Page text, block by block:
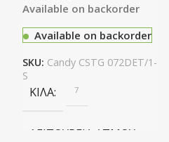
Available on backorder
Available on backorder
SKU: Candy CSTG 072DET/1-
S
ΚΙΛΆ 7
ΛΕΙΤΟΥΡΓΊΑ ΑΤΜΟΎ